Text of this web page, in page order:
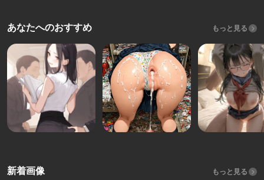
あなたへのおすすめ もっと見る
新着画像 もっと見る